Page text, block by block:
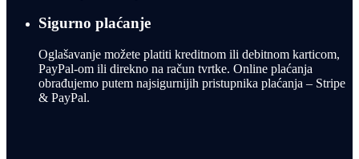
Sigurno plaćanje
Oglašavanje možete platiti kreditnom ili debitnom karticom,
PayPal-om ili direkno na račun tvrtke. Online plaćanja
obrađujemo putem najsigurnijih pristupnika plaćanja – Stripe
& PayPal.